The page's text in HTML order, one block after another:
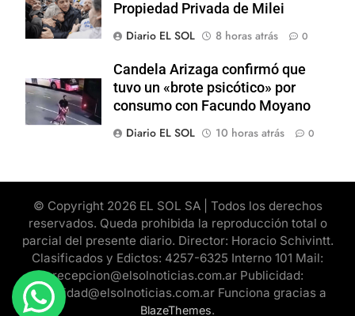
Propiedad Privada de Milei
Diario EL SOL
8 horas atrás 0
Candela Arizaga confirmó que
tuvo un «brote psicótico» por
consumo con Facundo Moyano
Diario EL SOL
10 horas atrás 0
© Copyright 2026 EL SOL SA | Todos los derechos
reservados. Queda prohibida la reproducción total o
parcial del presente diario. Director: Horacio Schivintt.
Clasificados y Edictos: 4257-6325 Interno 101 Mail:
recepcion@elsolnoticias.com.ar Publicidad:
publicidad@elsolnoticias.com.ar Funciona gracias a
BlazeThemes.